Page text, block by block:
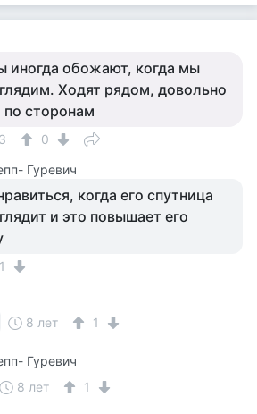
иногда обожают, когда мы
Ходят рядом, довольно
по сторонам
3
0
Гуревич
когда его спутница
и это повышает его
1
8 лет 1
Гуревич
8 лет 1